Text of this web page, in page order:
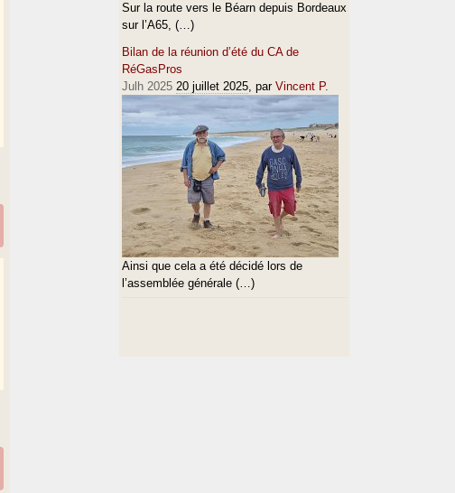
Sur la route vers le Béarn depuis Bordeaux
sur l’A65, (…)
Bilan de la réunion d’été du CA de
RéGasPros
Julh 2025 20 juillet 2025, par Vincent P.
Ainsi que cela a été décidé lors de
l’assemblée générale (…)